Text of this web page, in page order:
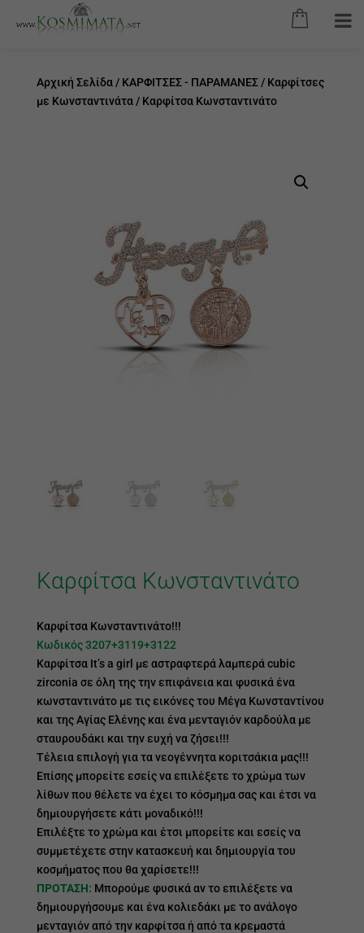
Αρχική Σελίδα/ ΚΑΡΦΙΤΣΕΣ - ΠΑΡΑΜΑΝΕΣ/ Καρφίτσες
με Κωνσταντινάτα/ Καρφίτσα Κωνσταντινάτο
Καρφίτσα Κωνσταντινάτο
Καρφίτσα Κωνσταντινάτο!!!
Κωδικός 3207+3119+3122
Καρφίτσα It’s a girl με αστραφτερά λαμπερά cubic
zirconia σε όλη της την επιφάνεια και φυσικά ένα
κωνσταντινάτο με τις εικόνες του Μέγα Κωνσταντίνου
και της Αγίας Ελένης και ένα μενταγιόν καρδούλα με
σταυρουδάκι και την ευχή να ζήσει!!!
Τέλεια επιλογή για τα νεογέννητα κοριτσάκια μας!!!
Επίσης μπορείτε εσείς να επιλέξετε το χρώμα των
λίθων που θέλετε να έχει το κόσμημα σας και έτσι να
δημιουργήσετε κάτι μοναδικό!!!
Επιλέξτε το χρώμα και έτσι μπορείτε και εσείς να
συμμετέχετε στην κατασκευή και δημιουργία του
κοσμήματος που θα χαρίσετε!!!
ΠΡΟΤΑΣΗ: Μπορούμε φυσικά αν το επιλέξετε να
δημιουργήσουμε και ένα κολιεδάκι με το ανάλογο
μενταγιόν από την καρφίτσα ή από τα κρεμαστά